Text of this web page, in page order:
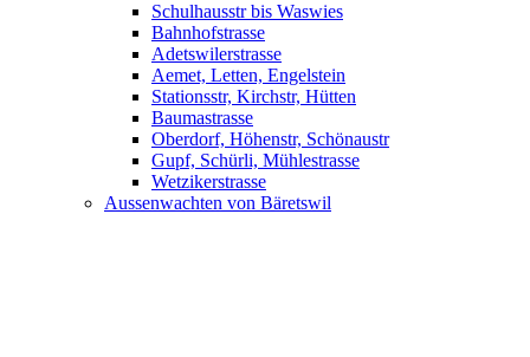
Schulhausstr bis Waswies
Bahnhofstrasse
Adetswilerstrasse
Aemet, Letten, Engelstein
Stationsstr, Kirchstr, Hütten
Baumastrasse
Oberdorf, Höhenstr, Schönaustr
Gupf, Schürli, Mühlestrasse
Wetzikerstrasse
Aussenwachten von Bäretswil